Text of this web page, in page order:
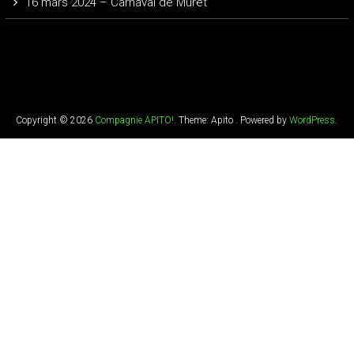
Copyright © 2026 Compagnie APITO!. Theme: Apito . Powered byWordPress.